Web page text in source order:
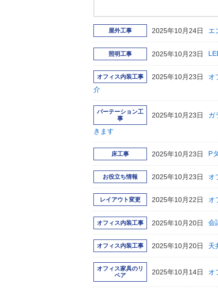
屋外工事 2025年10月24日 エ
照明工事 2025年10月23日
オフィス内装工事 2025年10月23日
オ
介
パーテーション工
事
2025年10月23日 ガ
きます
床工事 2025年10月23日 P
お役立ち情報 2025年10月23日 オ
レイアウト変更 2025年10月22日 オ
オフィス内装工事 2025年10月20日 会
オフィス内装工事 2025年10月20日 天
オフィス家具のリ
ペア
2025年10月14日 オ